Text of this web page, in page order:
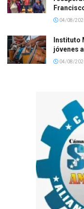
04/08/
Instituto
jóvenes
04/08/